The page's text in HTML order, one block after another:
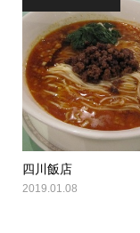
四川飯店
2019.01.08